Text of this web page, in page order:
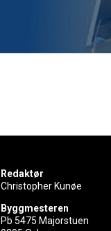
Redaktør
Christopher Kunøe
Byggmesteren
Pb 5475 Majorstuen